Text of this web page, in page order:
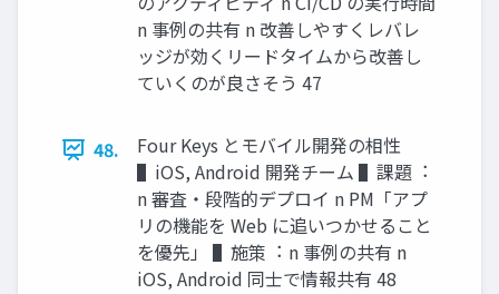
n 事例の共有 n 改善しやすくレバレ
ッジが効くリードタイムから改善し
ていくのが良さそう 47
48.
Four Keys とモバイル開発の相性
▌iOS, Android 開発チーム ▌課題︓
n 審査・段階的デプロイ n PM「アプ
リの機能を Web に追いつかせること
を優先」 ▌施策︓ n 事例の共有 n
iOS, Android 同⼠で情報共有 48